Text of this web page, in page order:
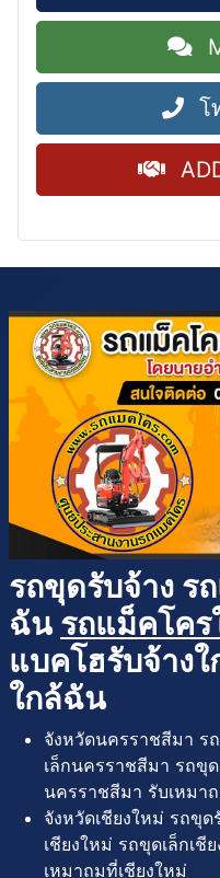
โ
รถขุดรับจ้าง ร
ฉัน รถแม็คโคร
แบคโฮรับจ้าง
ใกล้ฉัน
จังหวัดนครราชสีมา ร
เล็กนครราชสีมา รถขุ
นครราชสีมา รับเหมา
จังหวัดเชียงใหม่ รถขุด
เชียงใหม่ รถขุดเล็กเชี
เหมาถมที่เชียงใหม่